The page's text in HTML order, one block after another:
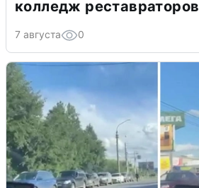
колледж реставраторов
7 августа 0